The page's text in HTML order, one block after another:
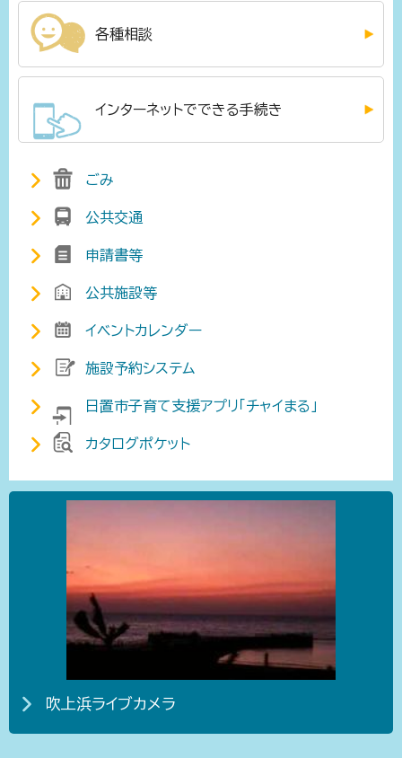
各種相談
インターネットでできる手続き
ごみ
公共交通
申請書等
公共施設等
イベントカレンダー
施設予約システム
日置市子育て支援アプリ「チャイまる」
カタログポケット
吹上浜ライブカメラ